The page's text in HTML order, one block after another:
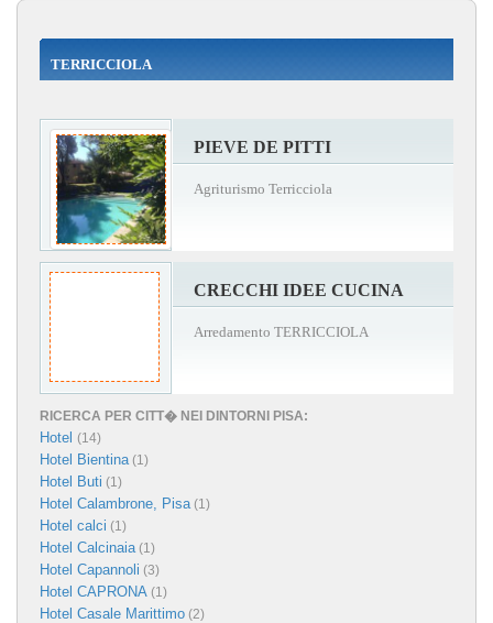
TERRICCIOLA
PIEVE DE PITTI
Agriturismo Terricciola
CRECCHI IDEE CUCINA
Arredamento TERRICCIOLA
RICERCA PER CITT� NEI DINTORNI PISA:
Hotel (14)
Hotel Bientina(1)
Hotel Buti (1)
Hotel Calambrone, Pisa(1)
Hotel calci (1)
Hotel Calcinaia(1)
Hotel Capannoli (3)
Hotel CAPRONA (1)
Hotel Casale Marittimo (2)